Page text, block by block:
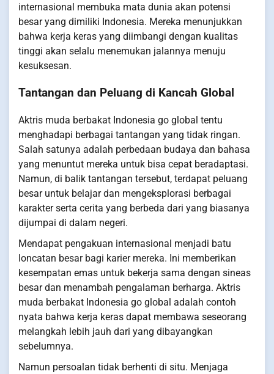
internasional membuka mata dunia akan potensi
besar yang dimiliki Indonesia. Mereka menunjukkan
bahwa kerja keras yang diimbangi dengan kualitas
tinggi akan selalu menemukan jalannya menuju
kesuksesan.
Tantangan dan Peluang di Kancah Global
Aktris muda berbakat Indonesia go global tentu
menghadapi berbagai tantangan yang tidak ringan.
Salah satunya adalah perbedaan budaya dan bahasa
yang menuntut mereka untuk bisa cepat beradaptasi.
Namun, di balik tantangan tersebut, terdapat peluang
besar untuk belajar dan mengeksplorasi berbagai
karakter serta cerita yang berbeda dari yang biasanya
dijumpai di dalam negeri.
Mendapat pengakuan internasional menjadi batu
loncatan besar bagi karier mereka. Ini memberikan
kesempatan emas untuk bekerja sama dengan sineas
besar dan menambah pengalaman berharga. Aktris
muda berbakat Indonesia go global adalah contoh
nyata bahwa kerja keras dapat membawa seseorang
melangkah lebih jauh dari yang dibayangkan
sebelumnya.
Namun persoalan tidak berhenti di situ. Menjaga